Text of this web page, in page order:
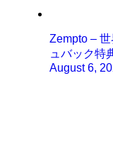
Zempto –
ュバック特
August 6,